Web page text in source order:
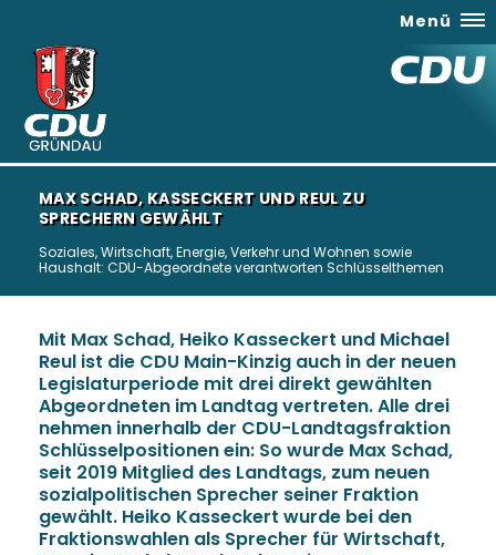
Menü
MAX SCHAD, KASSECKERT UND REUL ZU
SPRECHERN GEWÄHLT
Soziales, Wirtschaft, Energie, Verkehr und Wohnen sowie
Haushalt: CDU-Abgeordnete verantworten Schlüsselthemen
Mit Max Schad, Heiko Kasseckert und Michael
Reul ist die CDU Main-Kinzig auch in der neuen
Legislaturperiode mit drei direkt gewählten
Abgeordneten im Landtag vertreten. Alle drei
nehmen innerhalb der CDU-Landtagsfraktion
Schlüsselpositionen ein: So wurde Max Schad,
seit 2019 Mitglied des Landtags, zum neuen
sozialpolitischen Sprecher seiner Fraktion
gewählt. Heiko Kasseckert wurde bei den
Fraktionswahlen als Sprecher für Wirtschaft,